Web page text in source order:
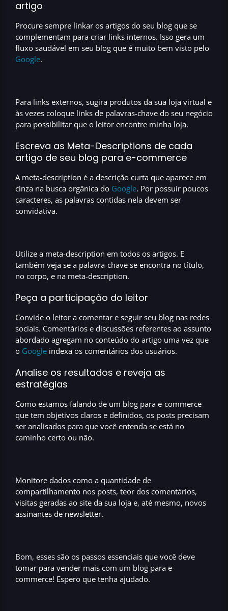
artigo
Procure sempre linkar os artigos do seu blog que se
complementam para criar links internos. Isso gera um
fluxo saudável em seu blog que é muito bem visto pelo
Google.
Para links externos, sugira produtos da sua loja virtual e
às vezes coloque links de palavras-chave do seu negócio
para possibilitar que o leitor encontre minha loja.
Escreva as Meta-Descriptions de cada
artigo de seu blog para e-commerce
A meta-description é a descrição curta que aparece em
cinza na busca orgânica do Google. Por possuir poucos
caracteres, as palavras contidas nela devem ser
convidativa.
Utilize a meta-description em todos os artigos. E
também veja se a palavra-chave se encontra no título,
no corpo, e na meta-description.
Peça a participação do leitor
Convide o leitor a comentar e seguir seu blog nas redes
sociais. Comentários e discussões referentes ao assunto
abordado agregam no conteúdo do artigo uma vez que
o Google indexa os comentários dos usuários.
Analise os resultados e reveja as
estratégias
Como estamos falando de um blog para e-commerce
que tem objetivos claros e definidos, os posts precisam
ser analisados para que você entenda se está no
caminho certo ou não.
Monitore dados como a quantidade de
compartilhamento nos posts, teor dos comentários,
visitas geradas ao site da sua loja e, até mesmo, novos
assinantes de newsletter.
Bom, esses são os passos essenciais que você deve
tomar para vender mais com um blog para e-
commerce! Espero que tenha ajudado.